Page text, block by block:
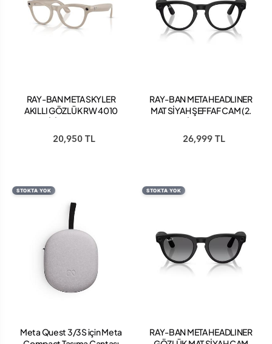
RAY-BAN META SKYLER
AKILLI GÖZLÜK RW 4010
GÜNEŞTE KOYULAŞAN
SHINY CHALKY GRAY
20,950 TL
RAY-BAN META HEADLINER
MAT SİYAH ŞEFFAF CAM (2.
26,999 TL
STOKTA YOK
Meta Quest 3/3S için Meta
STOKTA YOK
RAY-BAN META HEADLINER